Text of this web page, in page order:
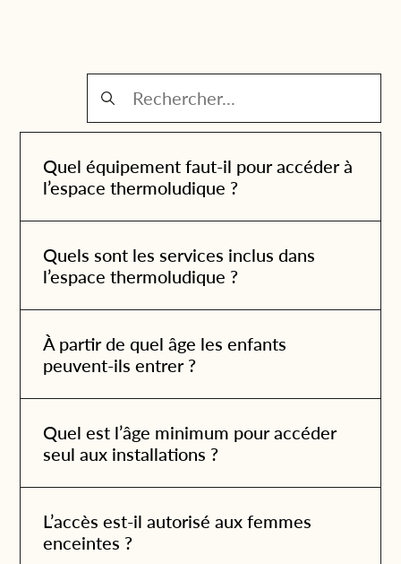
Quel équipement faut-il pour accéder à
l’espace thermoludique ?
Quels sont les services inclus dans
l’espace thermoludique ?
À partir de quel âge les enfants
peuvent-ils entrer ?
Quel est l’âge minimum pour accéder
seul aux installations ?
L’accès est-il autorisé aux femmes
enceintes ?